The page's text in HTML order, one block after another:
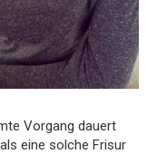
Vorgang dauert
eine solche Frisur